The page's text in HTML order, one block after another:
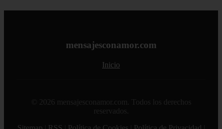
mensajesconamor.com
Inicio
© 2026 mensajesconamor.com. Todos los derechos
reservados.